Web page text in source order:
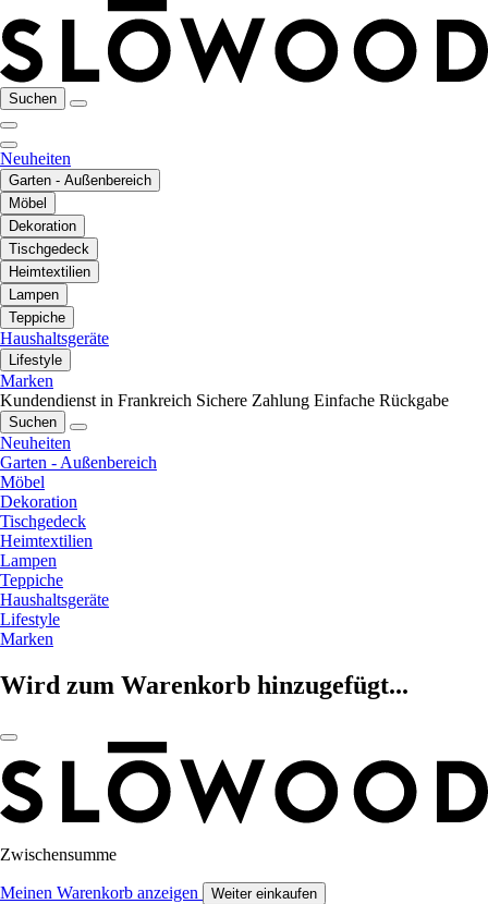
Suchen
Neuheiten
Garten - Außenbereich
Möbel
Dekoration
Tischgedeck
Heimtextilien
Lampen
Teppiche
Haushaltsgeräte
Lifestyle
Marken
Kundendienst in Frankreich Sichere Zahlung Einfache Rückgabe
Suchen
Neuheiten
Garten - Außenbereich
Möbel
Dekoration
Tischgedeck
Heimtextilien
Lampen
Teppiche
Haushaltsgeräte
Lifestyle
Marken
Wird zum Warenkorb hinzugefügt...
Zwischensumme
Meinen Warenkorb anzeigen Weiter einkaufen